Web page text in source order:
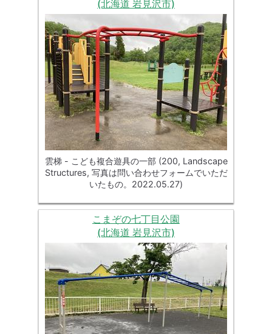
(北海道 岩見沢市)
雲梯 - こども複合遊具の一部 (200, Landscape
Structures, 写真は問い合わせフォームでいただ
いたもの。2022.05.27)
こまぞの七丁目公園
(北海道 岩見沢市)